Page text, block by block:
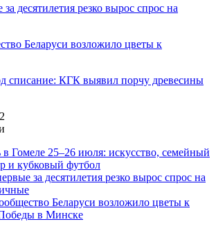
десятилетия резко вырос спрос на
Беларуси возложило цветы к
списание: КГК выявил порчу древесины
в Гомеле 25–26 июля: искусство, семейный
и кубковый футбол
за десятилетия резко вырос спрос на
Беларуси возложило цветы к
в Минске